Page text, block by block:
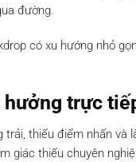
đường.
có xu hướng nhỏ
trực
thiếu điểm nhấn
giác thiếu chuyên